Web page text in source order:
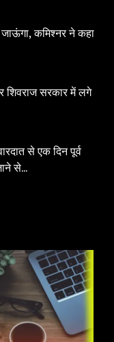
कमिश्नर ने कहा
सरकार में लगे
से एक दिन पूर्व
से...